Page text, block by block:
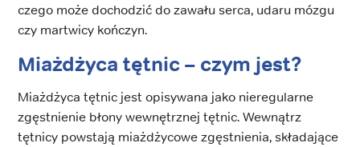
czego może dochodzić do zawału serca, udaru mózgu
czy martwicy kończyn.
Miażdżyca tętnic – czym jest?
Miażdżyca tętnic jest opisywana jako nieregularne
zgęstnienie błony wewnętrznej tętnic. Wewnątrz
tętnicy powstają miażdżycowe zgęstnienia, składające